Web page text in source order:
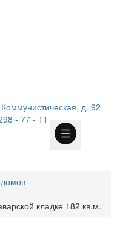
д. 92
- 77 - 11
кладке 182 кв.м.